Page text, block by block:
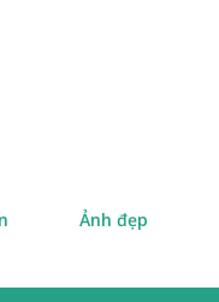
Ảnh đẹp